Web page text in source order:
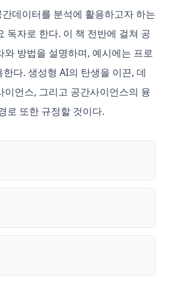
데이터를 분석에 활용하고자 하는
독자로 한다. 이 책 전반에 걸쳐 공
와 방법을 설명하며, 예시에는 프로
다. 생성형 AI의 탄생을 이끈, 데
이언스, 그리고 공간사이언스의 융
로 또한 규정할 것이다.